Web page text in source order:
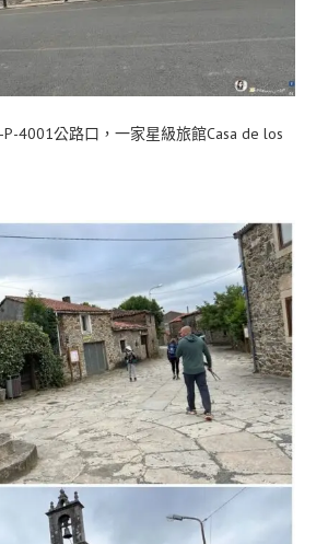
4001公路口，一家星級旅館Casa de los